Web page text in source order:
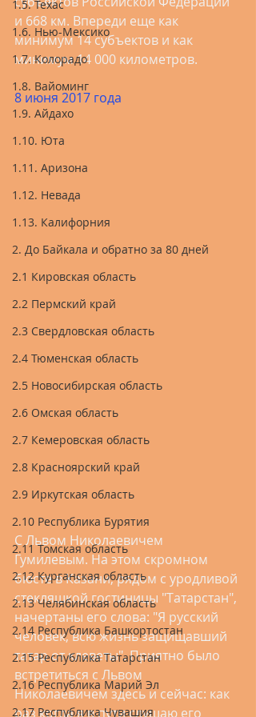
1.5. Техас
1.6. Нью-Мексико
1.7. Колорадо
1.8. Вайоминг
1.9. Айдахо
1.10. Юта
1.11. Аризона
1.12. Невада
1.13. Калифорния
2. До Байкала и обратно за 80 дней
2.1 Кировская область
2.2 Пермский край
2.3 Свердловская область
2.4 Тюменская область
2.5 Новосибирская область
2.6 Омская область
2.7 Кемеровская область
2.8 Красноярский край
2.9 Иркутская область
2.10 Республика Бурятия
2.11 Томская область
2.12 Курганская область
2.13 Челябинская область
2.14 Республика Башкортостан
2.15 Республика Татарстан
2.16 Республика Марий Эл
2.17 Республика Чувашия
и 668 км. Впереди еще как
минимум 14 субъектов и как
минимум 14 000 километров.
8 июня 2017 года
С Львом Николаевичем
Гумилевым. На этом скромном
бюсте в Казани, рядом с уродливой
стекляшкой гостиницы "Татарстан",
начертаны его слова: "Я русский
человек, всю жизнь защищавший
татар от клеветы". Приятно было
встретиться с Львом
Николаевичем здесь и сейчас: как
раз когда я в пути слушаю его